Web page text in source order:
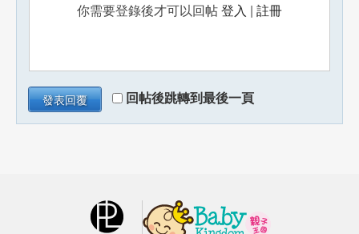
你需要登錄後才可以回帖登入 | 註冊
發表回覆 回帖後跳轉到最後一頁